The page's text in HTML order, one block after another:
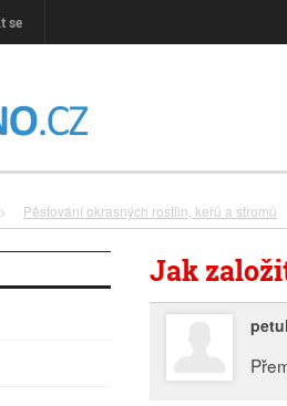
se
> Pěstování okrasných rostlin, keřů a stromů
Jak